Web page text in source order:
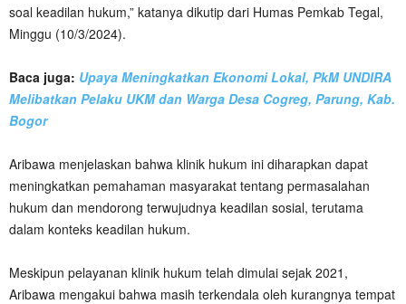
soal keadilan hukum,” katanya dikutip dari Humas Pemkab Tegal,
Minggu (10/3/2024).
Baca juga: Upaya Meningkatkan Ekonomi Lokal, PkM UNDIRA
Melibatkan Pelaku UKM dan Warga Desa Cogreg, Parung, Kab.
Bogor
Aribawa menjelaskan bahwa klinik hukum ini diharapkan dapat
meningkatkan pemahaman masyarakat tentang permasalahan
hukum dan mendorong terwujudnya keadilan sosial, terutama
dalam konteks keadilan hukum.
Meskipun pelayanan klinik hukum telah dimulai sejak 2021,
Aribawa mengakui bahwa masih terkendala oleh kurangnya tempat